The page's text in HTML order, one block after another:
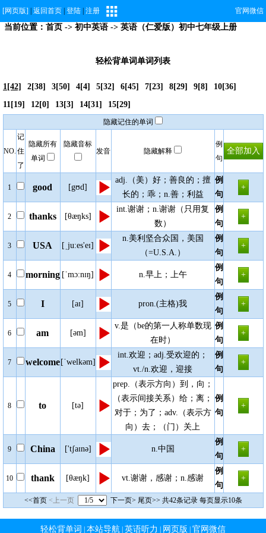
[网页版] 返回首页 登陆 注册 官网微信
当前位置： 首页-> 初中英语-> 英语（仁爱版）初中七年级上册
轻松背单词单词列表
1[42] 2[38] 3[50] 4[4] 5[32] 6[45] 7[23] 8[29] 9[8]
10[36]
11[19]
12[0] 13[3] 14[31] 15[29]
隐藏记住的单词
NO.
记
住
了
隐藏所有
单词
隐藏音标
发音
隐藏解释
例
句
1 good [gʊd]
adj.（美）好；善良的；擅
长的；乖；n.善；利益
例
句
2 thanks [θæŋks]
int.谢谢；n.谢谢（只用复
数）
例
句
3 USA [ˌju:es'eɪ]
n.美利坚合众国，美国
（=U.S.A.）
例
句
4 morning [ˈmɔ:nɪŋ] n.早上；上午
例
句
5 I [aɪ] pron.(主格)我
例
句
6 am [əm]
v.是（be的第一人称单数现
在时）
例
句
7 welcome [ˈwelkəm]
int.欢迎；adj.受欢迎的；
vt./n.欢迎，迎接
例
句
8 to [tə]
prep.（表示方向）到，向；
（表示间接关系）给；离；
对于；为了；adv.（表示方
向）去；（门）关上
例
句
9 China ['tʃaɪnə] n.中国
例
句
10 thank [θæŋk] vt.谢谢，感谢；n.感谢
例
句
<<首页 <上一页 下一页> 尾页>> 共42条记录 每页显示10条
轻松背单词 本站导航 英语听力 网页版 官网微信